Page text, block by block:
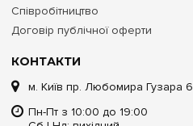
КОНТАКТИ
м. Київ пр. Любомира Гузара 6
Пн-Пт з 10:00 до 19:00
Співробітництво
Договір публічної оферти